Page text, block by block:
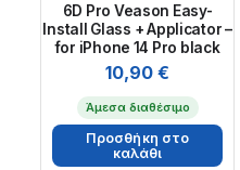
6D Pro Veason Easy-
Install Glass + Applicator –
for iPhone 14 Pro black
10,90€
Άμεσα διαθέσιμο
Προσθήκη στο
καλάθι